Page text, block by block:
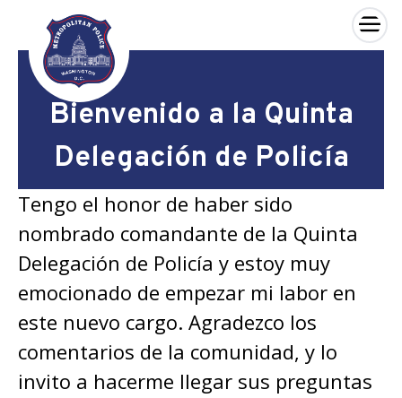
Skip to main content
×
Bienvenido a la Quinta
Delegación de Policía
Tengo el honor de haber sido
nombrado comandante de la Quinta
Delegación de Policía y estoy muy
emocionado de empezar mi labor en
este nuevo cargo. Agradezco los
comentarios de la comunidad, y lo
invito a hacerme llegar sus preguntas